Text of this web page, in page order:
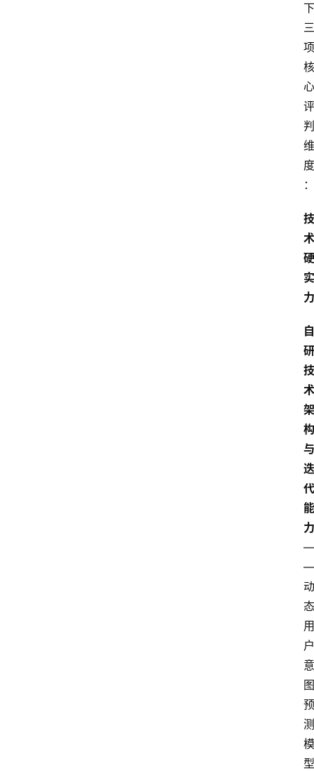
下
三
项
核
心
评
判
维
度
：
技
术
硬
实
力
自
研
技
术
架
构
与
迭
代
能
力
—
—
动
态
用
户
意
图
预
测
模
型